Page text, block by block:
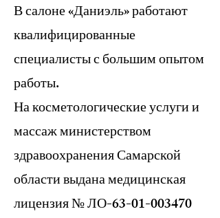
В салоне «Даниэль» работают
квалифицированные
специалисты с большим опытом
работы.
На косметологические услуги и
массаж министерством
здравоохранения Самарской
области выдана медицинская
лицензия № ЛО-63-01-003470